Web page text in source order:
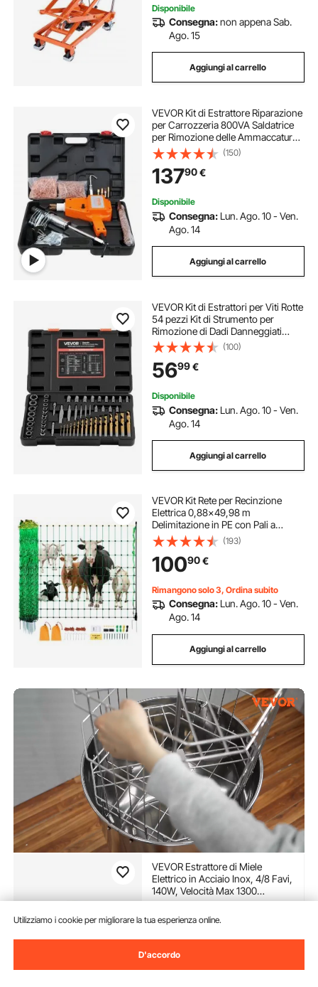
Disponibile
Consegna:non appena Sab.
Ago. 15
Aggiungi al carrello
VEVOR Kit di Estrattore Riparazione
per Carrozzeria 800VA Saldatrice
per Rimozione delle Ammaccature
Saldatore a Punti 32x24cm,
Strumenti per la Riparazione delle
Ammaccature per Carrozzeria
Autocarri
(150)
13790€
Disponibile
Consegna: Lun. Ago. 10 - Ven.
Ago. 14
Aggiungi al carrello
VEVOR Kit di Estrattori per Viti Rotte
54 pezzi Kit di Strumento per
Rimozione di Dadi Danneggiati
Arrotondati, Utensili per Riparazioni
Domestiche da Officina Materiale in
Acciaio Cr-Mo
(100)
5699€
Disponibile
Consegna: Lun. Ago. 10 - Ven.
Ago. 14
Aggiungi al carrello
VEVOR Kit Rete per Recinzione
Elettrica 0,88x49,98 m
Delimitazione in PE con Pali a
Doppio Punta, Portatile per Capre,
Pecore, Agnelli, Cervi, Maiali, Cani,
Cortili, Fattorie
(193)
10090€
Rimangono solo 3, Ordina subito
Consegna: Lun. Ago. 10 - Ven.
Ago. 14
Aggiungi al carrello
VEVOR Estrattore di Miele
Elettrico in Acciaio Inox, 4/8 Favi,
140W, Velocità Max 1300
Giri/Min, Smielatore Centrifuga
per Apicoltura con Coperchio
Trasparente, Altezza Regolabile
100-108 cm
26990€
Sconto extra di 3%
Utilizziamo i cookie per migliorare la tua esperienza online.
D'accordo